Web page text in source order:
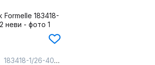
183418-1/26-40622Ц-2 неви